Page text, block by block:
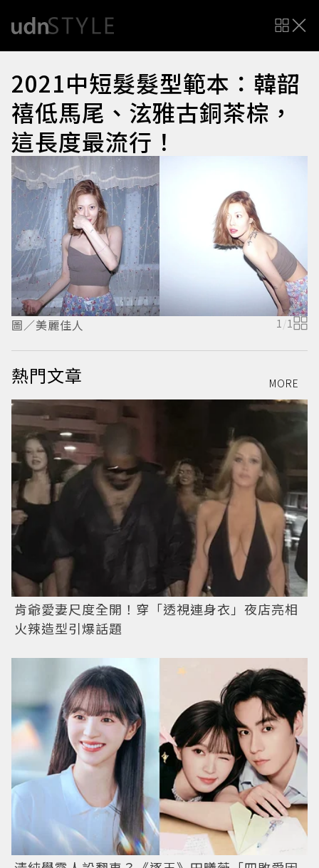
2021中短髮髮型範本：韓韶
禧低馬尾、泫雅古銅茶棕，
這長度最流行！
圖／美麗佳人 1 /1
熱門文章 MORE
肯爺愛妻尺度全開！穿「透視連身衣」夜店亮相
火辣造型引爆話題